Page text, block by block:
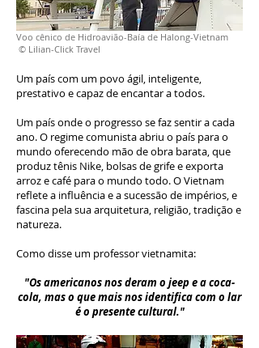
Voo cênico de Hidroavião-Baía de Halong-Vietnam
© Lilian-Click Travel
Um país com um povo ágil, inteligente,
prestativo e capaz de encantar a todos.
Um país onde o progresso se faz sentir a cada
ano. O regime comunista abriu o país para o
mundo oferecendo mão de obra barata, que
produz tênis Nike, bolsas de grife e exporta
arroz e café para o mundo todo. O Vietnam
reflete a influência e a sucessão de impérios, e
fascina pela sua arquitetura, religião, tradição e
natureza.
Como disse um professor vietnamita:
"Os americanos nos deram o jeep e a coca-
cola, mas o que mais nos identifica com o lar
é o presente cultural."